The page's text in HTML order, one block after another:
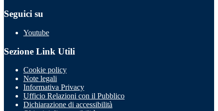
Seguici su
Youtube
Sezione Link Utili
Cookie policy
Note legali
Informativa Privacy
Ufficio Relazioni con il Pubblico
Dichiarazione di accessibilità